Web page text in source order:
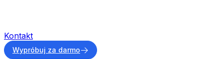
Kontakt
Wypróbuj za darmo